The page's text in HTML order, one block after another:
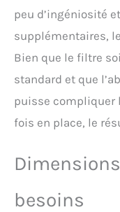
peu d’ingéniosité
supplémentaires,
Bien que le filtre
standard et que
puisse compliquer
fois en place, le
besoins